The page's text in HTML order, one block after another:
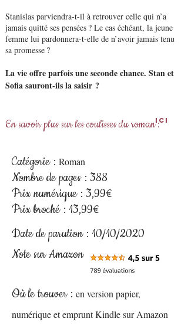
Stanislas parviendra-t-il à retrouver celle qui n’a
jamais quitté ses pensées ? Le cas échéant, la jeune
femme lui pardonnera-t-elle de n’avoir jamais tenu
sa promesse ?
La vie offre parfois une seconde chance. Stan et
Sofia sauront-ils la saisir ?
En savoir plus sur les coulisses du roman :Ici
Catégorie : Roman
Nombre de pages : 388
Prix numérique : 3,99€
Prix broché : 13,99€
Date de parution : 10/10/2020
Note sur Amazon :
Où le trouver : en version papier,
numérique et emprunt Kindle sur Amazon